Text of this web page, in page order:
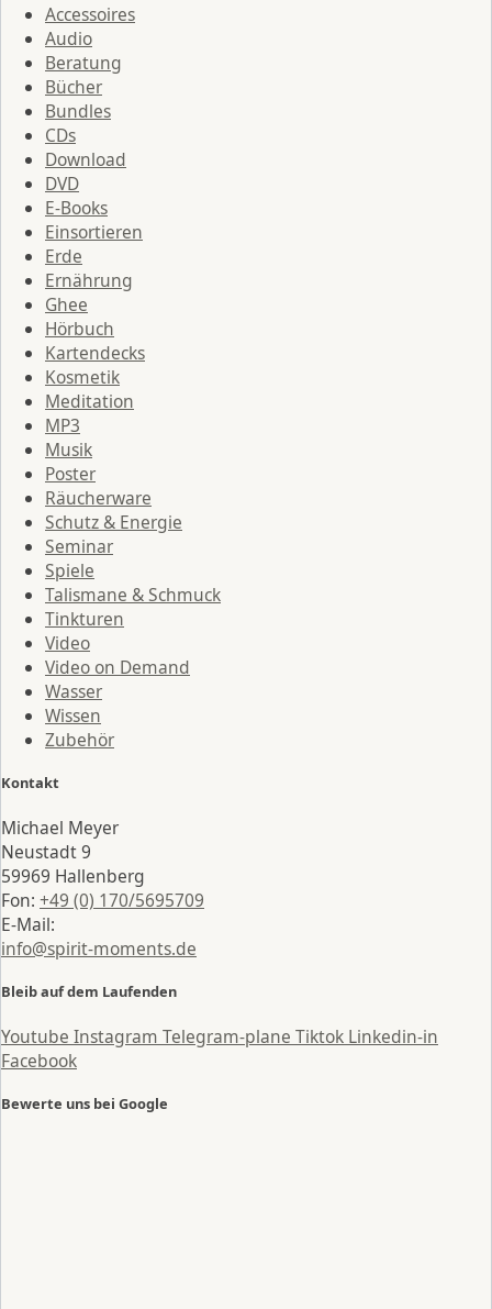
Accessoires
Audio
Beratung
Bücher
Bundles
CDs
Download
DVD
E-Books
Einsortieren
Erde
Ernährung
Ghee
Hörbuch
Kartendecks
Kosmetik
Meditation
MP3
Musik
Poster
Räucherware
Schutz & Energie
Seminar
Spiele
Talismane & Schmuck
Tinkturen
Video
Video on Demand
Wasser
Wissen
Zubehör
Kontakt
Michael Meyer
Neustadt 9
59969 Hallenberg
Fon: +49 (0) 170/5695709
E-Mail:
info@spirit-moments.de
Bleib auf dem Laufenden
Youtube Instagram Telegram-plane Tiktok Linkedin-in
Facebook
Bewerte uns bei Google